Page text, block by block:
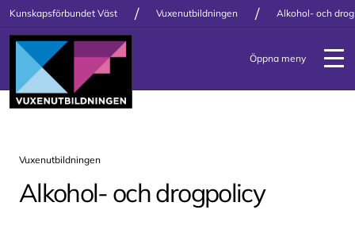
Kunskapsförbundet Väst / Vuxenutbildningen / Alkohol- och
Öppna meny
Vuxenutbildningen
Alkohol- och drogpolicy